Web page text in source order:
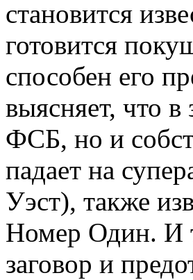
становится
готовится
способен его
выясняет, что
ФСБ, но и
падает на
Уэст), также
Номер Один. И
заговор и